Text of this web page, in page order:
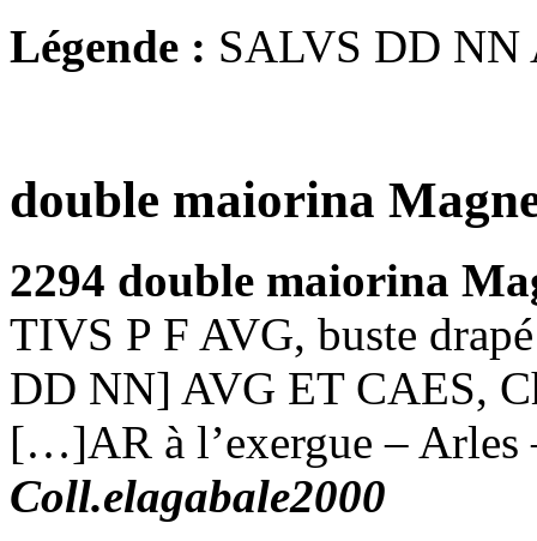
Légende : SALVS DD NN
double maiorina
2294 double maiorina
TIVS P F AVG, buste
DD NN] AVG ET CAES,
[…]AR à l’exergue – Arles
Coll.elagabale2000